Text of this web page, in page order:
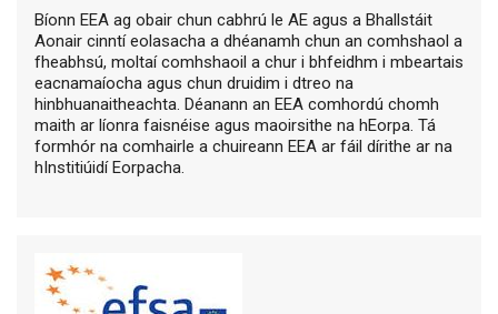
Bíonn EEA ag obair chun cabhrú le AE agus a Bhallstáit
Aonair cinntí eolasacha a dhéanamh chun an comhshaol a
fheabhsú, moltaí comhshaoil a chur i bhfeidhm i mbeartais
eacnamaíocha agus chun druidim i dtreo na
hinbhuanaitheachta. Déanann an EEA comhordú chomh
maith ar líonra faisnéise agus maoirsithe na hEorpa. Tá
formhór na comhairle a chuireann EEA ar fáil dírithe ar na
hInstitiúidí Eorpacha.